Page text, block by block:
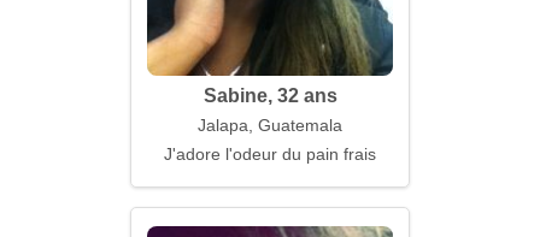
Sabine, 32 ans
Jalapa, Guatemala
J'adore l'odeur du pain frais